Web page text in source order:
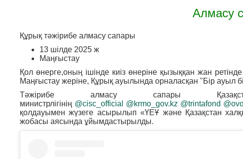
Алмасу
Құрық тәжірибе алмасу сапары
13 шілде 2025 ж
Маңғыстау
Қол өнерге,оның ішінде киіз өнеріне қызыққан жан
Маңғыстау жеріне, Құрық ауылында орналасқан "Бір ауыл
Тәжірибе алмасу сапары
министрлігінің @cisc_official @krmo_gov.kz @trintafond
қолдауымен жүзеге асырылып «ҮЕҰ және Қазақстан
жобасы аясында ұйымдастырылды.